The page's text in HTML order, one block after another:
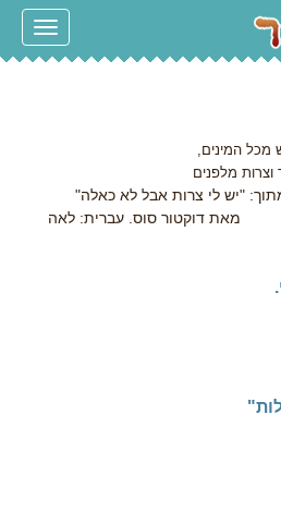
Toggle
המינים,
מלפנים
לי צרות אבל לא כאלה"
סוס. עברית: לאה